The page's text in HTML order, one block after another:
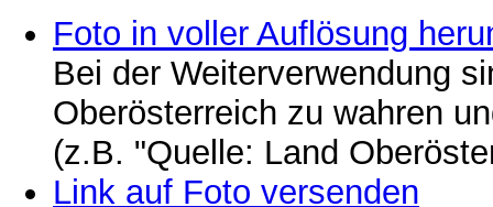
Foto in voller Auflösung
Bei der Weiterverwendung
Oberösterreich zu wahren
(z.B. "Quelle: Land
Link auf Foto versenden